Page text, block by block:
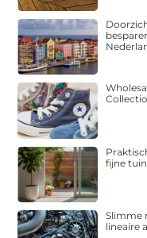
fijne tuin
Slimme
lineaire